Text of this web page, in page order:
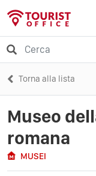
Torna alla lista
Museo
romana
MUSEI